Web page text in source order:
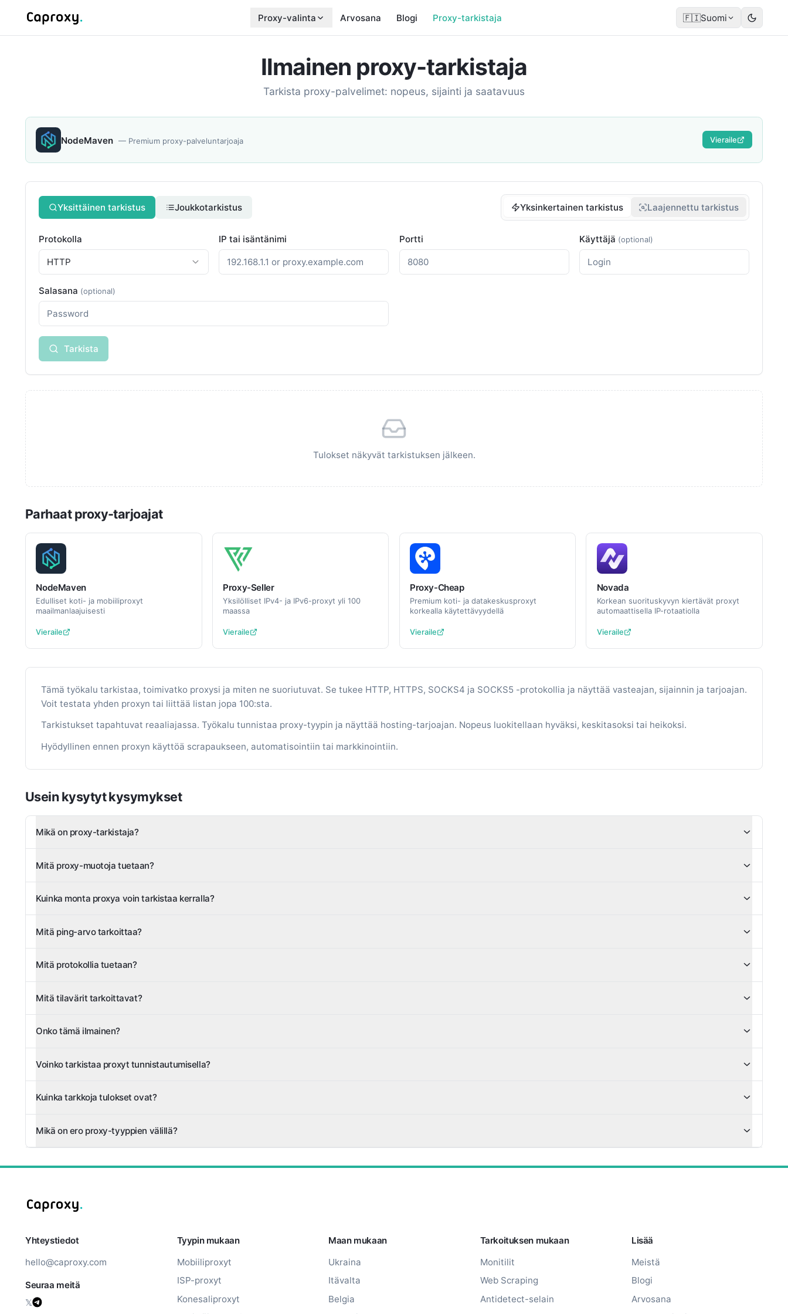
Proxy-valinta Arvosana Blogi Proxy-tarkistaja 🇫🇮Suomi
Ilmainen proxy-tarkistaja
Tarkista proxy-palvelimet: nopeus, sijainti ja saatavuus
NodeMaven — Premium proxy-palveluntarjoaja Vieraile
Yksittäinen tarkistus Joukkotarkistus Yksinkertainen tarkistus Laajennettu tarkistus
Protokolla
HTTP
IP tai isäntänimi Portti Käyttäjä (optional)
Salasana (optional)
Tarkista
Tulokset näkyvät tarkistuksen jälkeen.
Parhaat proxy-tarjoajat
NodeMaven
Edulliset koti- ja mobiiliproxyt
maailmanlaajuisesti
Vieraile
Proxy-Seller
Yksilölliset IPv4- ja IPv6-proxyt yli 100
maassa
Vieraile
Proxy-Cheap
Premium koti- ja datakeskusproxyt
korkealla käytettävyydellä
Vieraile
Novada
Korkean suorituskyvyn kiertävät proxyt
automaattisella IP-rotaatiolla
Vieraile
Tämä työkalu tarkistaa, toimivatko proxysi ja miten ne suoriutuvat. Se tukee HTTP, HTTPS, SOCKS4 ja SOCKS5 -protokollia ja näyttää vasteajan, sijainnin ja tarjoajan.
Voit testata yhden proxyn tai liittää listan jopa 100:sta.
Tarkistukset tapahtuvat reaaliajassa. Työkalu tunnistaa proxy-tyypin ja näyttää hosting-tarjoajan. Nopeus luokitellaan hyväksi, keskitasoksi tai heikoksi.
Hyödyllinen ennen proxyn käyttöä scrapaukseen, automatisointiin tai markkinointiin.
Usein kysytyt kysymykset
Mikä on proxy-tarkistaja?
Mitä proxy-muotoja tuetaan?
Kuinka monta proxya voin tarkistaa kerralla?
Mitä ping-arvo tarkoittaa?
Mitä protokollia tuetaan?
Mitä tilavärit tarkoittavat?
Onko tämä ilmainen?
Voinko tarkistaa proxyt tunnistautumisella?
Kuinka tarkkoja tulokset ovat?
Mikä on ero proxy-tyyppien välillä?
Yhteystiedot
hello@caproxy.com
Seuraa meitä
𝕏
Tyypin mukaan
Mobiiliproxyt
ISP-proxyt
Konesaliproxyt
Maan mukaan
Ukraina
Itävalta
Belgia
Tarkoituksen mukaan
Monitilit
Web Scraping
Antidetect-selain
Lisää
Meistä
Blogi
Arvosana